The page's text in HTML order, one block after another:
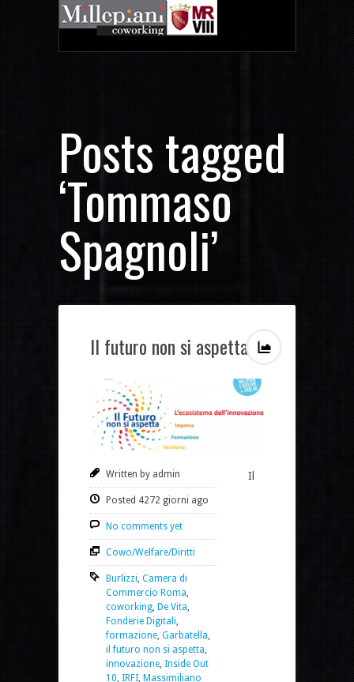
Posts tagged
‘Tommaso
Spagnoli’
Il futuro non si aspetta
Written by admin
Posted 4272 giorni ago
No comments yet
Cowo/Welfare/Diritti
Burlizzi Camera di
Commercio Roma
coworking De Vita
Fonderie Digitali
formazione Garbatella
il futuro non si aspetta
innovazione Inside Out
10 IRFI Massimiliano
Il